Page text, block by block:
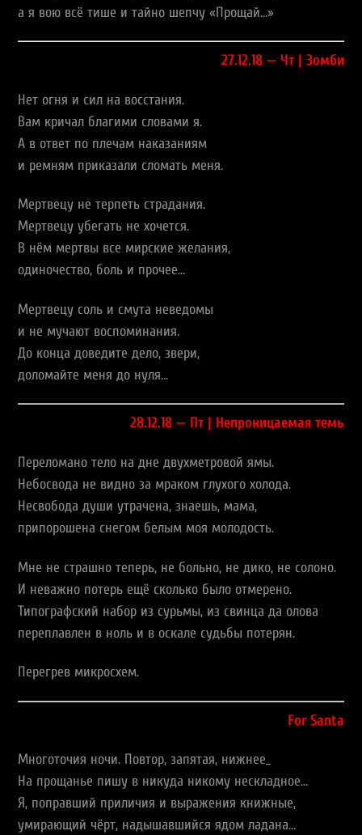
а я вою всё тише и тайно шепчу «Прощай…»
27.12.18 — Чт | Зомби
Нет огня и сил на восстания.
Вам кричал благими словами я.
А в ответ по плечам наказаниям
и ремням приказали сломать меня.
Мертвецу не терпеть страдания.
Мертвецу убегать не хочется.
В нём мертвы все мирские желания,
одиночество, боль и прочее…
Мертвецу соль и смута неведомы
и не мучают воспоминания.
До конца доведите дело, звери,
доломайте меня до нуля…
28.12.18 — Пт | Непроницаемая темь
Переломано тело на дне двухметровой ямы.
Небосвода не видно за мраком глухого холода.
Несвобода души утрачена, знаешь, мама,
припорошена снегом белым моя молодость.
Мне не страшно теперь, не больно, не дико, не солоно.
И неважно потерь ещё сколько было отмерено.
Типографский набор из сурьмы, из свинца да олова
переплавлен в ноль и в оскале судьбы потерян.
Перегрев микросхем.
For Santa
Многоточия ночи. Повтор, запятая, нижнее_
На прощанье пишу в никуда никому нескладное…
Я, поправший приличия и выражения книжные,
умирающий чёрт, надышавшийся ядом ладана…